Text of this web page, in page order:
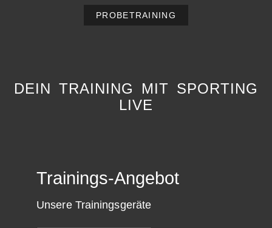
PROBETRAINING
DEIN TRAINING MIT SPORTING
LIVE
Trainings-Angebot
Unsere Trainingsgeräte